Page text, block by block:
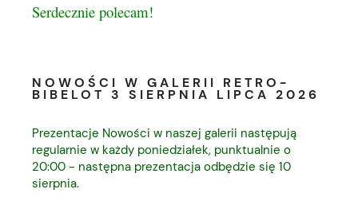
Serdecznie polecam!
NOWOŚCI W GALERII RETRO-
BIBELOT 3 SIERPNIA LIPCA 2026
Prezentacje Nowości w naszej galerii następują
regularnie w każdy poniedziałek, punktualnie o
20:00 - następna prezentacja odbędzie się 10
sierpnia.